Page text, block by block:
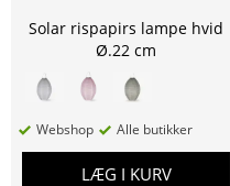
Solar rispapirs lampe hvid
Ø.22 cm
Webshop Alle butikker
LÆG I KURV